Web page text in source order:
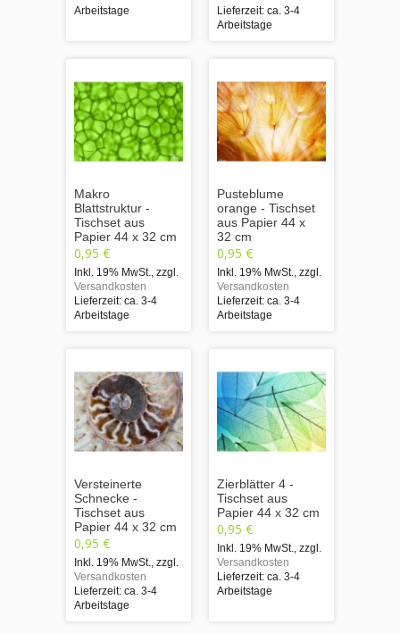
Arbeitstage
Lieferzeit: ca. 3-4
Arbeitstage
Makro
Blattstruktur -
Tischset aus
Papier 44 x 32 cm
0,95 €
Inkl. 19% MwSt., zzgl.
Versandkosten
Lieferzeit: ca. 3-4
Arbeitstage
Pusteblume
orange - Tischset
aus Papier 44 x
32 cm
0,95 €
Inkl. 19% MwSt., zzgl.
Versandkosten
Lieferzeit: ca. 3-4
Arbeitstage
Versteinerte
Schnecke -
Tischset aus
Papier 44 x 32 cm
0,95 €
Inkl. 19% MwSt., zzgl.
Versandkosten
Lieferzeit: ca. 3-4
Arbeitstage
Zierblätter 4 -
Tischset aus
Papier 44 x 32 cm
0,95 €
Inkl. 19% MwSt., zzgl.
Versandkosten
Lieferzeit: ca. 3-4
Arbeitstage